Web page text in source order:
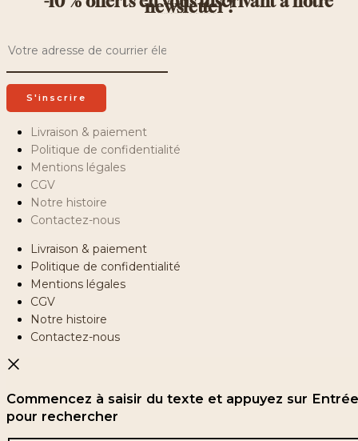
newsletter !
Livraison & paiement
Politique de confidentialité
Mentions légales
CGV
Notre histoire
Contactez-nous
Livraison & paiement
Politique de confidentialité
Mentions légales
CGV
Notre histoire
Contactez-nous
Commencez à saisir du texte et appuyez sur Entrée
pour rechercher